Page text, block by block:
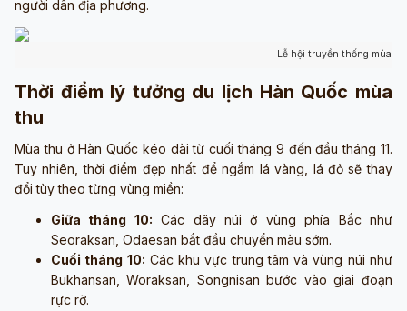
người dân địa phương.
Lễ hội truyền thống mùa
Thời điểm lý tưởng du lịch Hàn Quốc mùa
thu
Mùa thu ở Hàn Quốc kéo dài từ cuối tháng 9 đến đầu tháng 11.
Tuy nhiên, thời điểm đẹp nhất để ngắm lá vàng, lá đỏ sẽ thay
đổi tùy theo từng vùng miền:
Giữa tháng 10: Các dãy núi ở vùng phía Bắc như
Seoraksan, Odaesan bắt đầu chuyển màu sớm.
Cuối tháng 10: Các khu vực trung tâm và vùng núi như
Bukhansan, Woraksan, Songnisan bước vào giai đoạn
rực rỡ.